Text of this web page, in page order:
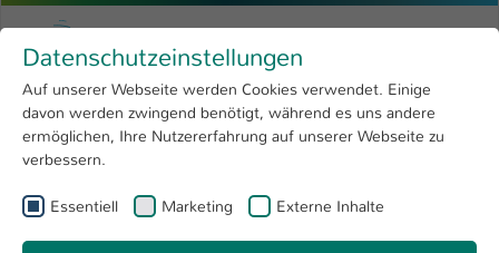
Menu
Forschung 4
Open submenu
Hochschule
International
Zum Hauptinhalt springen
Hochschule Kaiserslautern
Sie sind hier:
Aktuelles
Veranstaltungen
Datenschutzeinstellungen
Auf unserer Webseite werden Cookies verwendet. Einige
davon werden zwingend benötigt, während es uns andere
ermöglichen, Ihre Nutzererfahrung auf unserer Webseite zu
verbessern.
Essentiell Marketing Externe Inhalte